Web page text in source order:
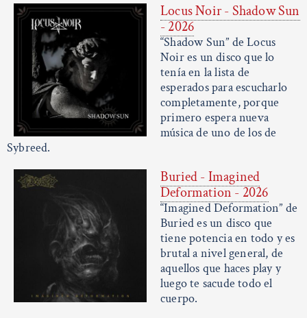
Locus Noir - Shadow Sun
- 2026
“Shadow Sun” de Locus
Noir es un disco que lo
tenía en la lista de
esperados para escucharlo
completamente, porque
primero espera nueva
música de uno de los de
Sybreed.
Buried - Imagined
Deformation - 2026
“Imagined Deformation” de
Buried es un disco que
tiene potencia en todo y es
brutal a nivel general, de
aquellos que haces play y
luego te sacude todo el
cuerpo.